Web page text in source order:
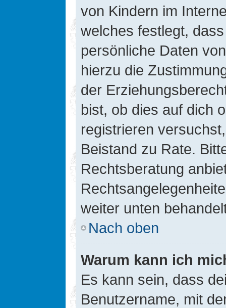
von Kindern im
welches festlegt,
persönliche Daten
hierzu die
der
bist, ob dies auf dich
registrieren
Beistand zu Rate.
Rechtsberatung
weiter unten
Nach oben
Warum kann ich
Es kann sein, dass
Benutzername, mit